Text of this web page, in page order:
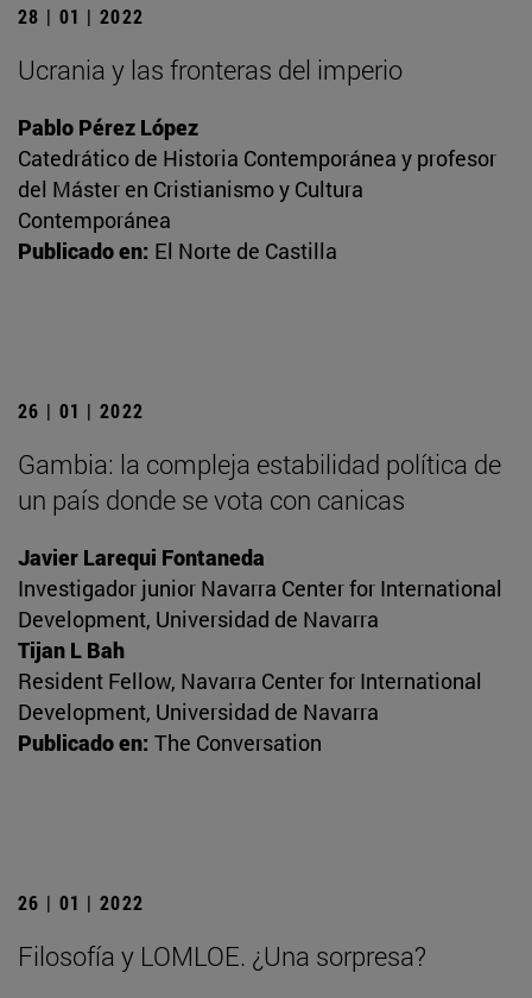
28 | 01 | 2022
Ucrania y las fronteras del imperio
Pablo Pérez López
Catedrático de Historia Contemporánea y profesor
del Máster en Cristianismo y Cultura
Contemporánea
Publicado en: El Norte de Castilla
26 | 01 | 2022
Gambia: la compleja estabilidad política de
un país donde se vota con canicas
Javier Larequi Fontaneda
Investigador junior Navarra Center for International
Development, Universidad de Navarra
Tijan L Bah
Resident Fellow, Navarra Center for International
Development, Universidad de Navarra
Publicado en: The Conversation
26 | 01 | 2022
Filosofía y LOMLOE. ¿Una sorpresa?